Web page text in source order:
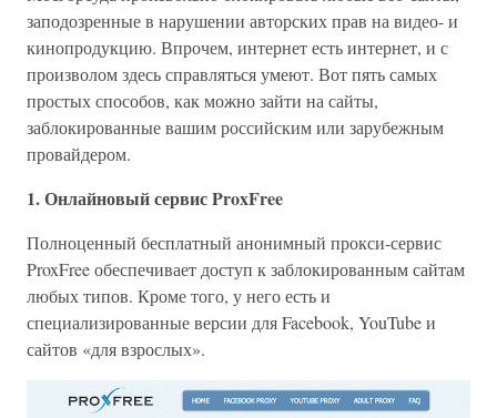
заподозренные в нарушении авторских прав на видео- и
кинопродукцию. Впрочем, интернет есть интернет, и с
произволом здесь справляться умеют. Вот пять самых
простых способов, как можно зайти на сайты,
заблокированные вашим российским или зарубежным
провайдером.
1. Онлайновый сервис ProxFree
Полноценный бесплатный анонимный прокси-сервис
ProxFree обеспечивает доступ к заблокированным сайтам
любых типов. Кроме того, у него есть и
специализированные версии для Facebook, YouTube и
сайтов «для взрослых».